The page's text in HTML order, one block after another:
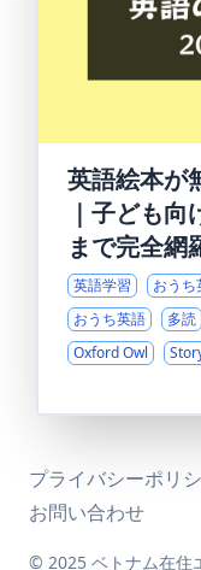
英語絵本が
｜子ども
まで完全網
英語学習 おうち
おうち英語
多読
Oxford Owl
プライバシーポリ
お問い合わせ
© 2025 ベトナム在住